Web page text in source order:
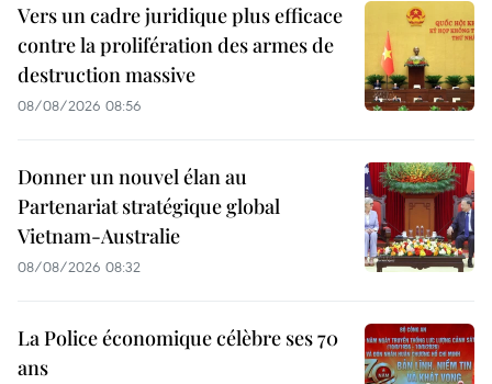
Vers un cadre juridique plus efficace
contre la prolifération des armes de
destruction massive
08/08/2026 08:56
Donner un nouvel élan au
Partenariat stratégique global
Vietnam-Australie
08/08/2026 08:32
La Police économique célèbre ses 70
ans